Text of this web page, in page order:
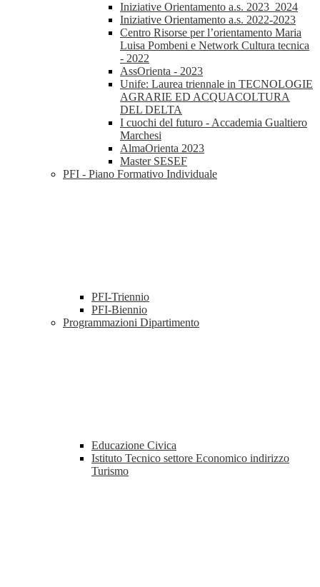
Iniziative Orientamento a.s. 2023_2024
Iniziative Orientamento a.s. 2022-2023
Centro Risorse per l’orientamento Maria
Luisa Pombeni e Network Cultura tecnica
- 2022
AssOrienta - 2023
Unife: Laurea triennale in TECNOLOGIE
AGRARIE ED ACQUACOLTURA
DEL DELTA
I cuochi del futuro - Accademia Gualtiero
Marchesi
AlmaOrienta 2023
Master SESEF
PFI - Piano Formativo Individuale
PFI-Triennio
PFI-Biennio
Programmazioni Dipartimento
Educazione Civica
Istituto Tecnico settore Economico indirizzo
Turismo